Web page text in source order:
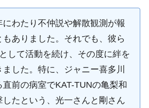
にわたり不仲説や解散観測が報
もありました。それでも、彼ら
して活動を続け、その度に絆を
した。特に、ジャニー喜多川
直前の病室でKAT-TUNの亀梨和
したという、光一さんと剛さん